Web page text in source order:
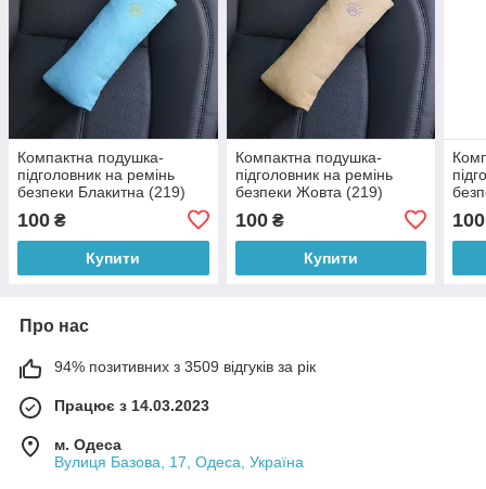
Компактна подушка-
підголовник на ремінь
безпеки Блакитна (219)
100 ₴
Купити
Компактна подушка-
підголовник на ремінь
безпеки Жовта (219)
100₴
Купити
100
Про нас
94% позитивних з 3509 відгуків за рік
Працює з 14.03.2023
м. Одеса
Вулиця Базова, 17, Одеса, Україна